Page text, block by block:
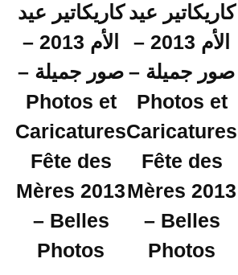
كاريكاتير عيد
الأم 2013 –
صور جميلة –
Photos et
Caricatures
Fête des
Mères 2013
– Belles
Photos
كاريكاتير عيد
الأم 2013 –
صور جميلة –
Photos et
Caricatures
Fête des
Mères 2013
– Belles
Photos